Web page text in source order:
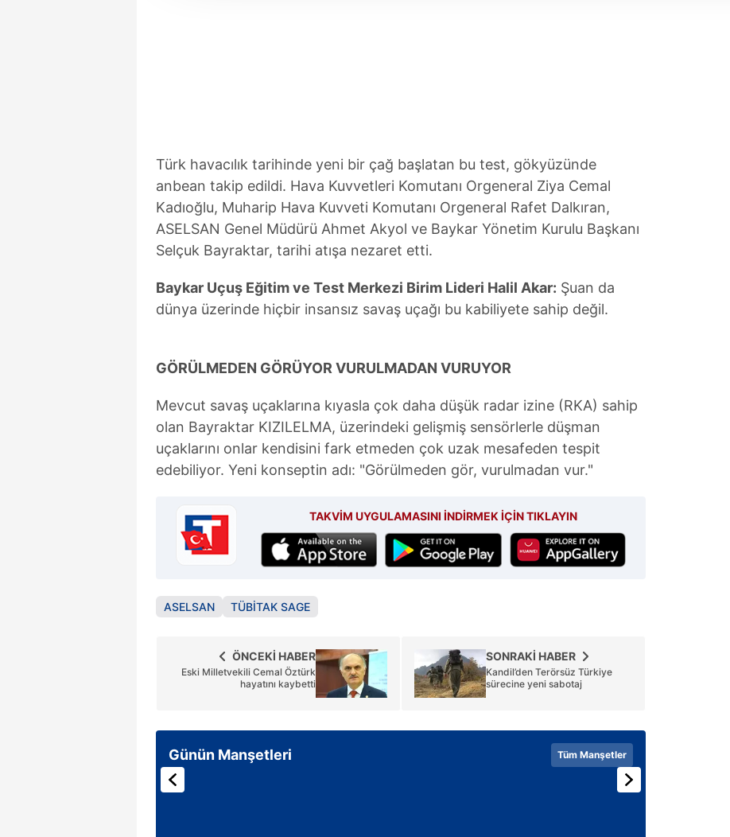
Türk havacılık tarihinde yeni bir çağ başlatan bu test, gökyüzünde
anbean takip edildi. Hava Kuvvetleri Komutanı Orgeneral Ziya Cemal
Kadıoğlu, Muharip Hava Kuvveti Komutanı Orgeneral Rafet Dalkıran,
ASELSAN Genel Müdürü Ahmet Akyol ve Baykar Yönetim Kurulu Başkanı
Selçuk Bayraktar, tarihi atışa nezaret etti.
Baykar Uçuş Eğitim ve Test Merkezi Birim Lideri Halil Akar: Şuan da
dünya üzerinde hiçbir insansız savaş uçağı bu kabiliyete sahip değil.
GÖRÜLMEDEN GÖRÜYOR VURULMADAN VURUYOR
Mevcut savaş uçaklarına kıyasla çok daha düşük radar izine (RKA) sahip
olan Bayraktar KIZILELMA, üzerindeki gelişmiş sensörlerle düşman
uçaklarını onlar kendisini fark etmeden çok uzak mesafeden tespit
edebiliyor. Yeni konseptin adı: "Görülmeden gör, vurulmadan vur."
TAKVİM UYGULAMASINI İNDİRMEK İÇİN TIKLAYIN
ASELSAN TÜBİTAK SAGE
SONRAKİ HABER
Kandil’den Terörsüz Türkiye
sürecine yeni sabotaj
ÖNCEKİ HABER
Eski Milletvekili Cemal Öztürk
hayatını kaybetti
Günün Manşetleri Tüm Manşetler